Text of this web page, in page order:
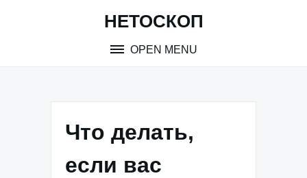
НЕТОСКОП
OPEN MENU
Что делать,
если вас